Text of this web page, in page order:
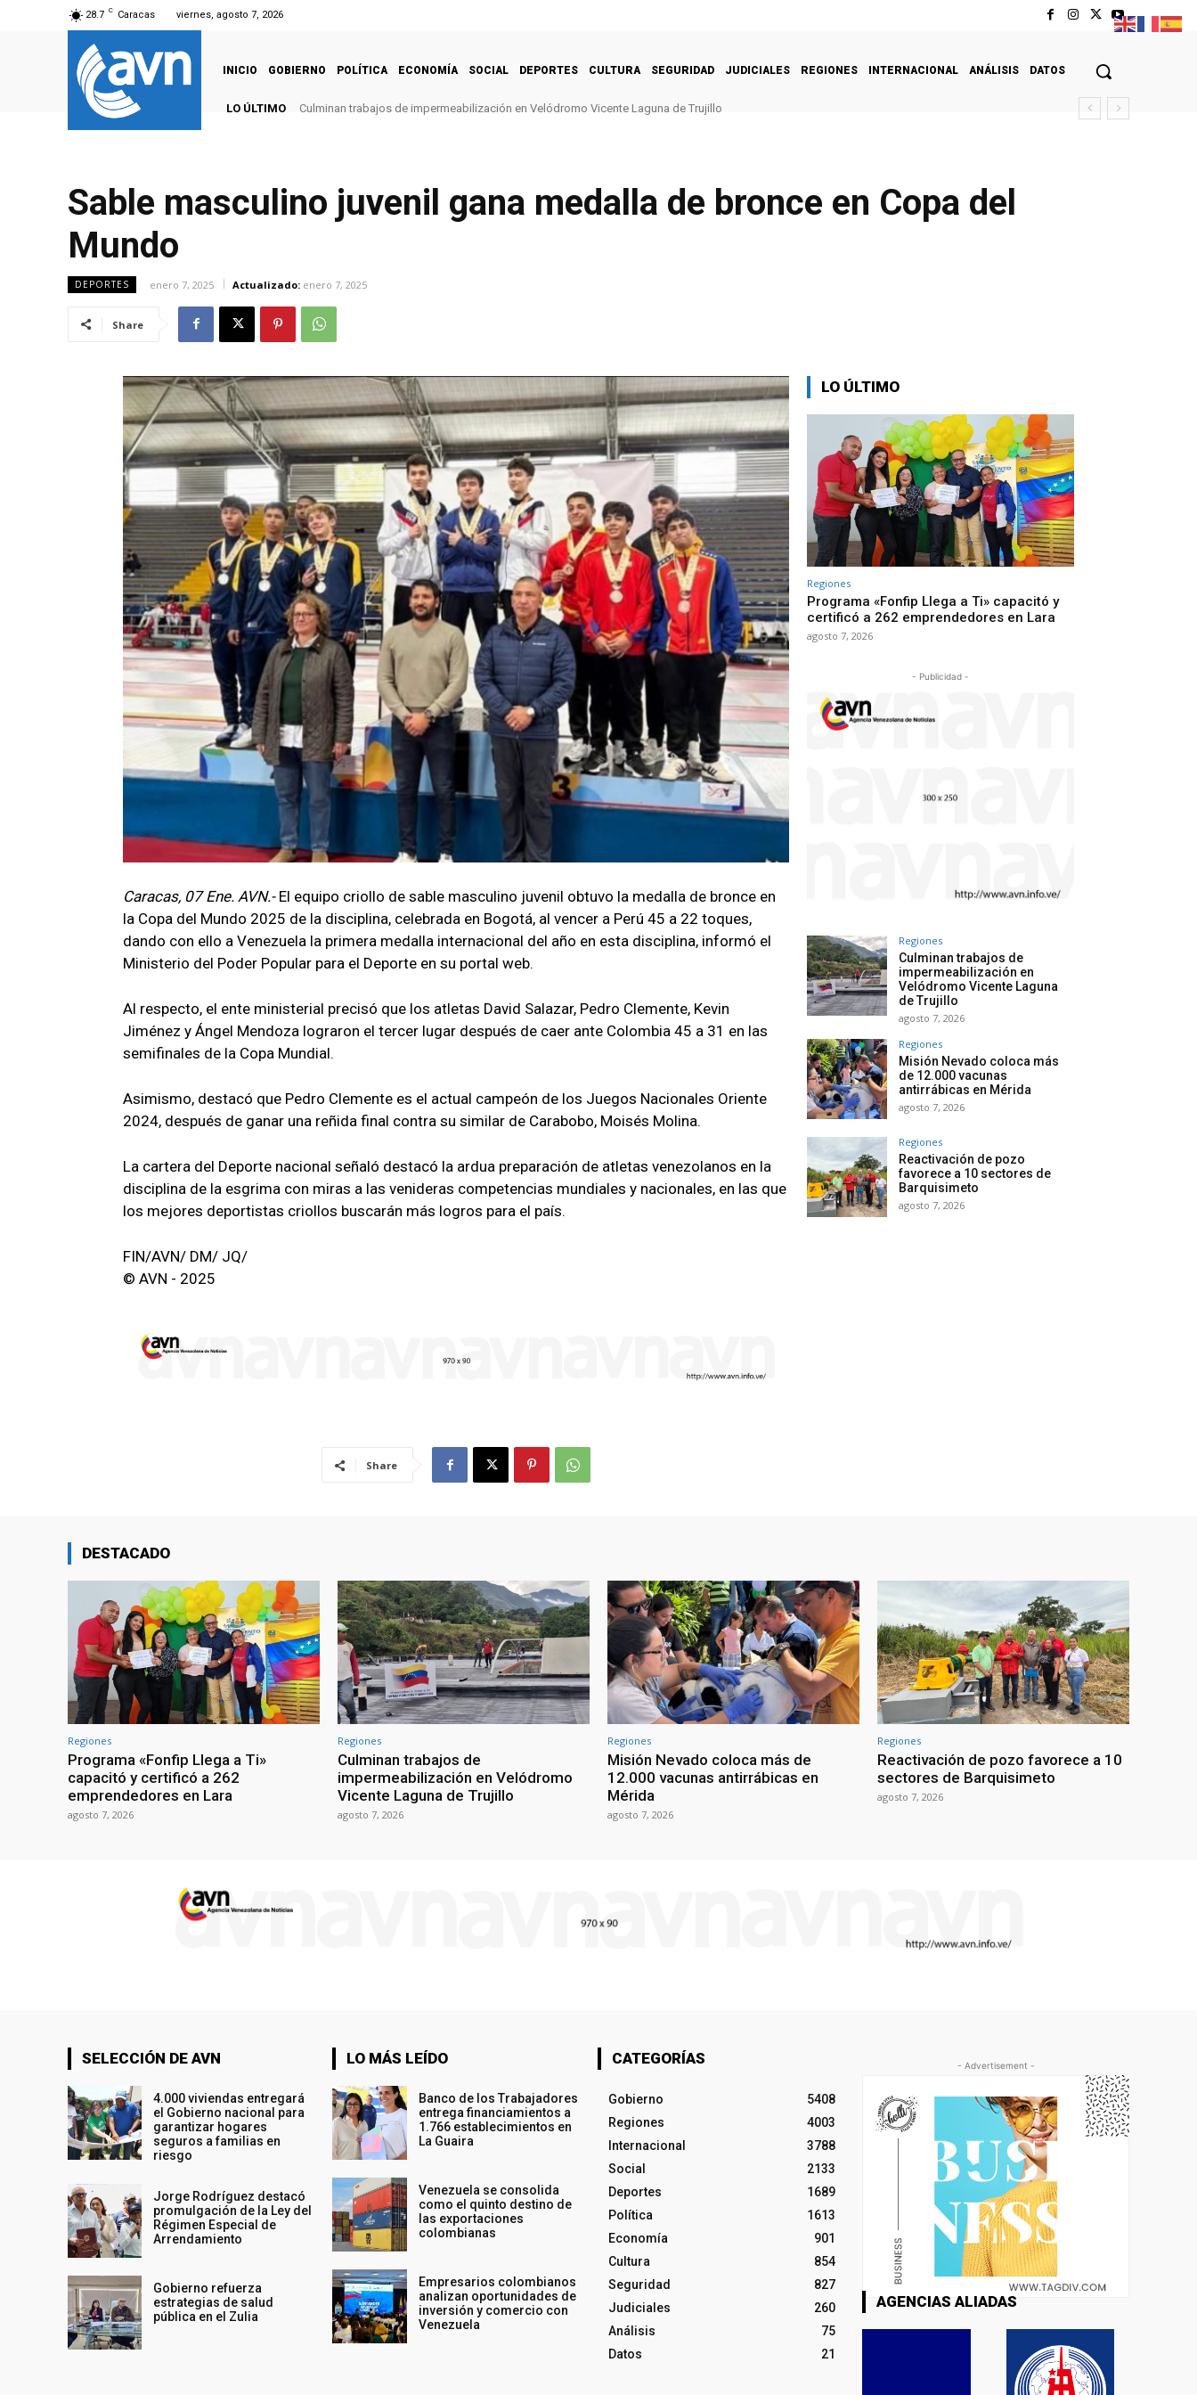
28.7 C Caracas viernes, agosto 7, 2026
INICIO GOBIERNO POLÍTICA ECONOMÍA SOCIAL DEPORTES CULTURA SEGURIDAD JUDICIALES REGIONES INTERNACIONAL ANÁLISIS DATOS
LO ÚLTIMO Culminan trabajos de impermeabilización en Velódromo Vicente Laguna de Trujillo
Sable masculino juvenil gana medalla de bronce en Copa del
Mundo
DEPORTES enero 7, 2025 Actualizado: enero 7, 2025
Share
Caracas, 07 Ene. AVN.- El equipo criollo de sable masculino juvenil obtuvo la medalla de bronce en
la Copa del Mundo 2025 de la disciplina, celebrada en Bogotá, al vencer a Perú 45 a 22 toques,
dando con ello a Venezuela la primera medalla internacional del año en esta disciplina, informó el
Ministerio del Poder Popular para el Deporte en su portal web.
Al respecto, el ente ministerial precisó que los atletas David Salazar, Pedro Clemente, Kevin
Jiménez y Ángel Mendoza lograron el tercer lugar después de caer ante Colombia 45 a 31 en las
semifinales de la Copa Mundial.
Asimismo, destacó que Pedro Clemente es el actual campeón de los Juegos Nacionales Oriente
2024, después de ganar una reñida final contra su similar de Carabobo, Moisés Molina.
La cartera del Deporte nacional señaló destacó la ardua preparación de atletas venezolanos en la
disciplina de la esgrima con miras a las venideras competencias mundiales y nacionales, en las que
los mejores deportistas criollos buscarán más logros para el país.
FIN/AVN/ DM/ JQ/
© AVN - 2025
Share
LO ÚLTIMO
Regiones
Programa «Fonfip Llega a Ti» capacitó y
certificó a 262 emprendedores en Lara
agosto 7, 2026
- Publicidad -
Regiones
Culminan trabajos de
impermeabilización en
Velódromo Vicente Laguna
de Trujillo
agosto 7, 2026
Regiones
Misión Nevado coloca más
de 12.000 vacunas
antirrábicas en Mérida
agosto 7, 2026
Regiones
Reactivación de pozo
favorece a 10 sectores de
Barquisimeto
agosto 7, 2026
DESTACADO
Regiones
Programa «Fonfip Llega a Ti»
capacitó y certificó a 262
emprendedores en Lara
agosto 7, 2026
Regiones
Culminan trabajos de
impermeabilización en Velódromo
Vicente Laguna de Trujillo
agosto 7, 2026
Regiones
Misión Nevado coloca más de
12.000 vacunas antirrábicas en
Mérida
agosto 7, 2026
Regiones
Reactivación de pozo favorece a 10
sectores de Barquisimeto
agosto 7, 2026
SELECCIÓN DE AVN
4.000 viviendas entregará
el Gobierno nacional para
garantizar hogares
seguros a familias en
riesgo
Jorge Rodríguez destacó
promulgación de la Ley del
Régimen Especial de
Arrendamiento
Gobierno refuerza
estrategias de salud
pública en el Zulia
LO MÁS LEÍDO
Banco de los Trabajadores
entrega financiamientos a
1.766 establecimientos en
La Guaira
Venezuela se consolida
como el quinto destino de
las exportaciones
colombianas
Empresarios colombianos
analizan oportunidades de
inversión y comercio con
Venezuela
CATEGORÍAS
Gobierno
5408
Regiones
4003
Internacional
3788
Social
2133
Deportes
1689
Política
1613
Economía
901
Cultura
854
Seguridad
827
Judiciales
260
Análisis
75
Datos
21
- Advertisement -
AGENCIAS ALIADAS